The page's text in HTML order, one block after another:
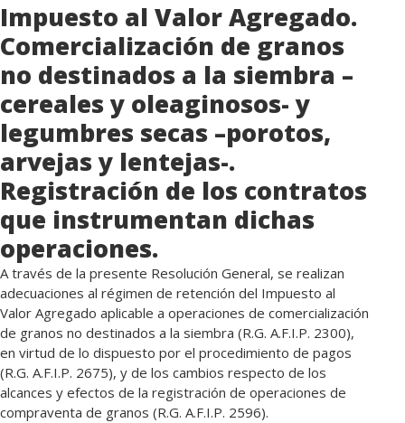
Impuesto al Valor Agregado.
Comercialización de granos
no destinados a la siembra –
cereales y oleaginosos- y
legumbres secas –porotos,
arvejas y lentejas-.
Registración de los contratos
que instrumentan dichas
operaciones.
A través de la presente Resolución General, se realizan
adecuaciones al régimen de retención del Impuesto al
Valor Agregado aplicable a operaciones de comercialización
de granos no destinados a la siembra (R.G. A.F.I.P. 2300),
en virtud de lo dispuesto por el procedimiento de pagos
(R.G. A.F.I.P. 2675), y de los cambios respecto de los
alcances y efectos de la registración de operaciones de
compraventa de granos (R.G. A.F.I.P. 2596).